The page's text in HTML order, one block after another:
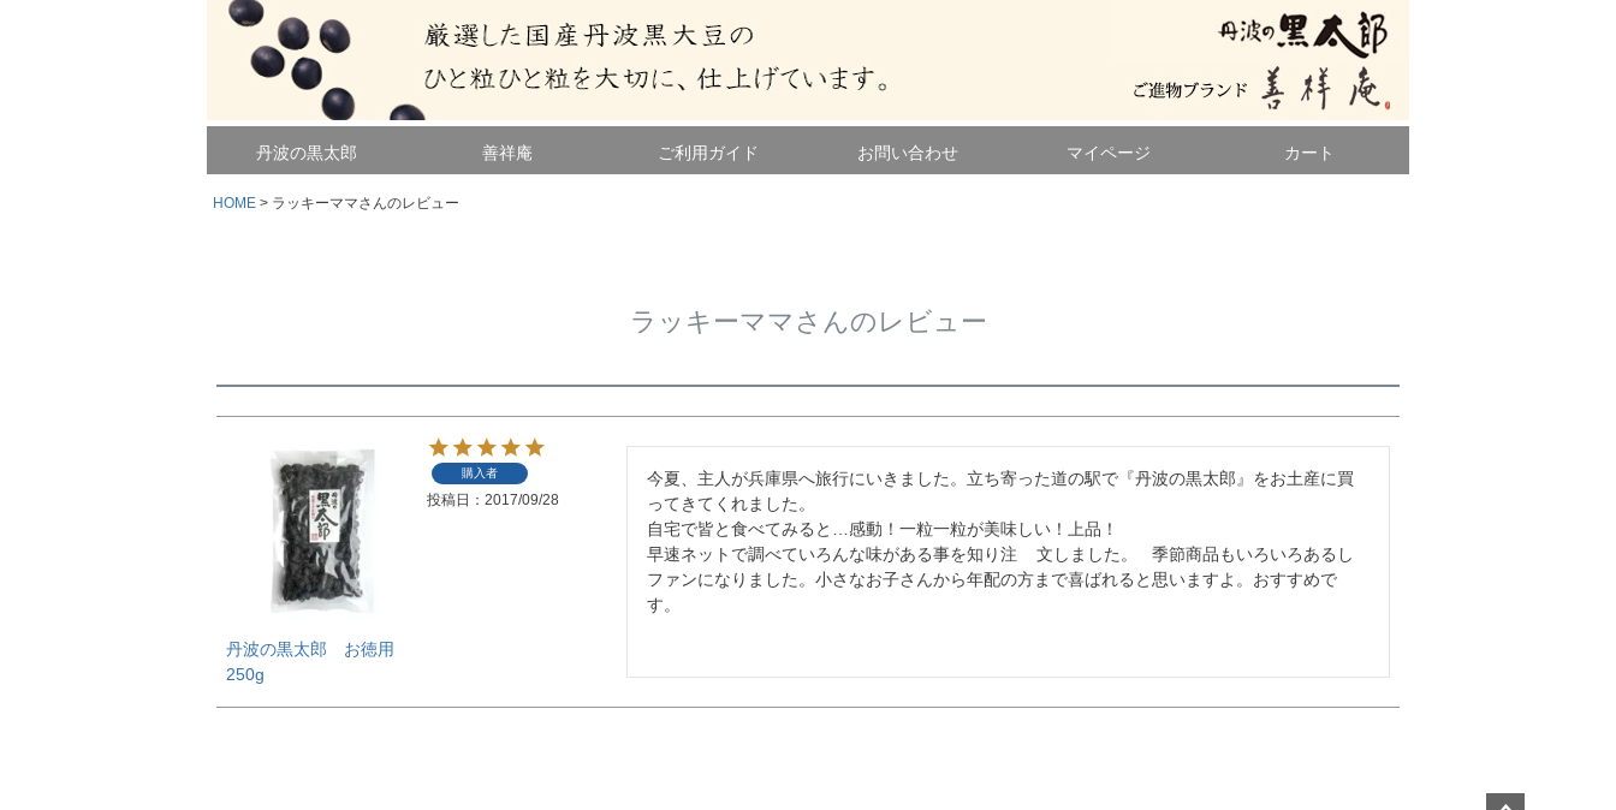
丹波の黒太郎 善祥庵 ご利用ガイド お問い合わせ マイページ カート
HOME ラッキーママさんのレビュー
ラッキーママさんのレビュー
丹波の黒太郎 お徳用
250g
購入者
投稿日 2017/09/28
今夏、主人が兵庫県へ旅行にいきました。立ち寄った道の駅で『丹波の黒太郎』をお土産に買
ってきてくれました。
自宅で皆と食べてみると…感動！一粒一粒が美味しい！上品！
早速ネットで調べていろんな味がある事を知り注    文しました。   季節商品もいろいろあるし
ファンになりました。小さなお子さんから年配の方まで喜ばれると思いますよ。おすすめで
す。